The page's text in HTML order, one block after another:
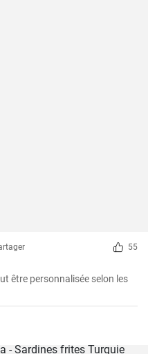
55
être personnalisée selon les